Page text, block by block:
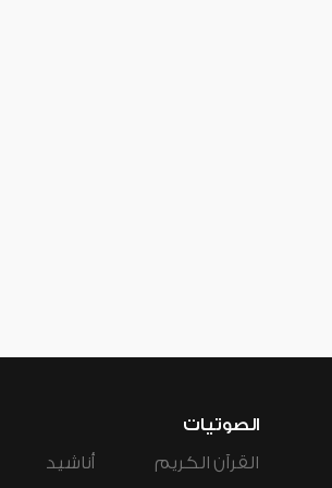
الصوتيات
القرآن الكريم
أناشيد